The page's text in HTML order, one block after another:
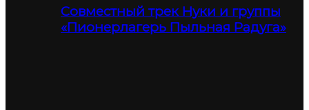
Совместный трек Нуки и группы
«Пионерлагерь Пыльная Радуга»